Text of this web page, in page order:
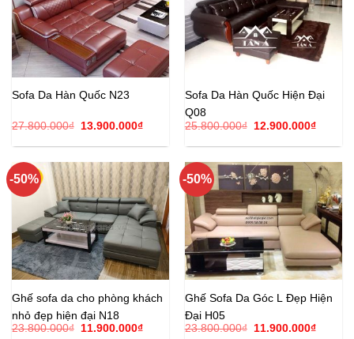
Sofa Da Hàn Quốc N23
27.800.000₫
Giá
là:
13.900.000₫Giá
tại
13.900.000₫.
Sofa Da Hàn Quốc Hiện Đại
Q08
25.800.000₫
Giá
là:
12.900.000₫Giá
tại
-50%
Ghế sofa da cho phòng khách
nhỏ đẹp hiện đại N18
23.800.000₫
Giá
11.900.000₫Giá
-50%
Ghế Sofa Da Góc L Đẹp Hiện
Đại H05
23.800.000₫
Giá
11.900.000₫Giá